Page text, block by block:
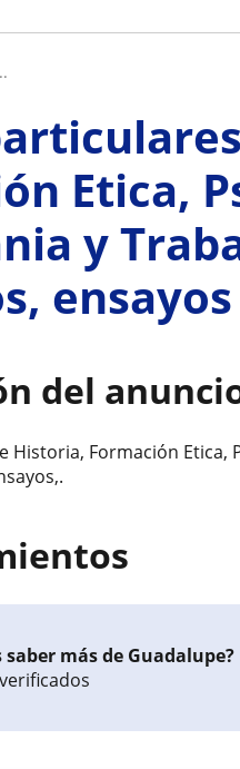
Etica,
y
ensayos
del
Historia, Formación Etica,
saber más de Guadalupe?